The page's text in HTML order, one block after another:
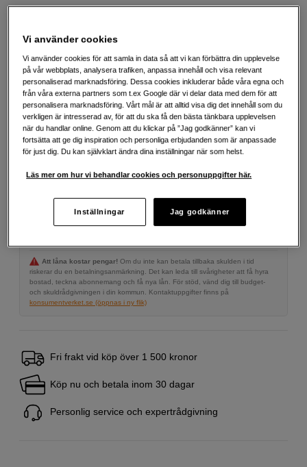
Bilden visar en ny produkt
Mer information
2 690 SEK
Lägg i kundvagn
Delbetala från 113 SEK/mån via
Exempel: 48 mån, 113 SEK/mån, totalt 6 003 SEK, effektiv ränta 10,45 %
Att låna kostar pengar! Om du inte kan betala tillbaka skulden i tid
riskerar du en betalningsanmärkning. Det kan leda till svårigheter att få hyra
bostad, teckna abonnemang och få nya lån. För stöd, vänd dig till budget-
och skuldrådgivningen i din kommun. Kontaktuppgifter finns på
konsumentverket.se (öppnas i ny flik)
Fri frakt vid köp över 1 500 kronor
Köp nu och betala inom 30 dagar
Personlig service och expertrådgivning
Vi använder cookies
Vi använder cookies för att samla in data så att vi kan förbättra din upplevelse
på vår webbplats, analysera trafiken, anpassa innehåll och visa relevant
personaliserad marknadsföring. Dessa cookies inkluderar både våra egna och
från våra externa partners som t.ex Google där vi delar data med dem för att
personalisera marknadsföring. Vårt mål är att alltid visa dig det innehåll som du
verkligen är intresserad av, för att du ska få den bästa tänkbara upplevelsen
när du handlar online. Genom att du klickar på ”Jag godkänner” kan vi
fortsätta att ge dig inspiration och personliga erbjudanden som är anpassade
för just dig. Du kan självklart ändra dina inställningar när som helst.
Läs mer om hur vi behandlar cookies och personuppgifter här.
Inställningar Jag godkänner